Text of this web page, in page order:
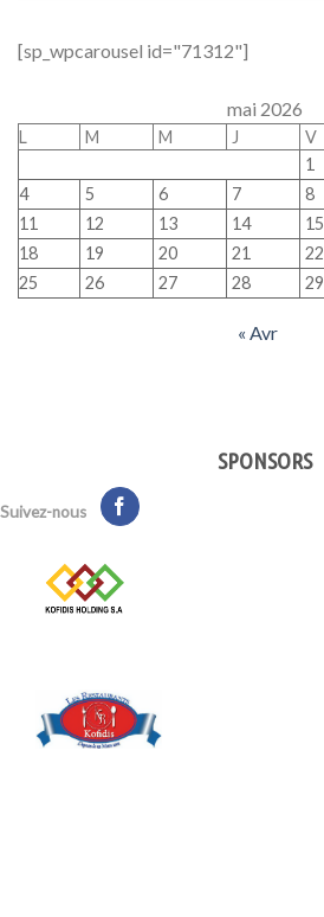
[sp_wpcarousel id="71312"]
mai 2026
L M M J V
1
4
5 6 7 8
11
12 13 14 15
18
19 20 21 22
25
26 27 28 29
« Avr
SPONSORS
Suivez-nous